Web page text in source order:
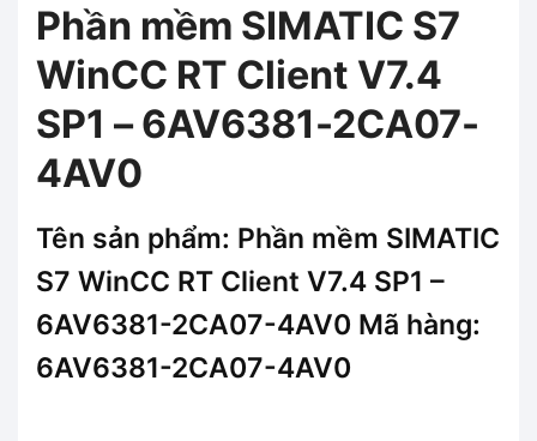
Phần mềm SIMATIC S7
WinCC RT Client V7.4
SP1 – 6AV6381-2CA07-
4AV0
Tên sản phẩm: Phần mềm SIMATIC
S7 WinCC RT Client V7.4 SP1 –
6AV6381-2CA07-4AV0 Mã hàng:
6AV6381-2CA07-4AV0